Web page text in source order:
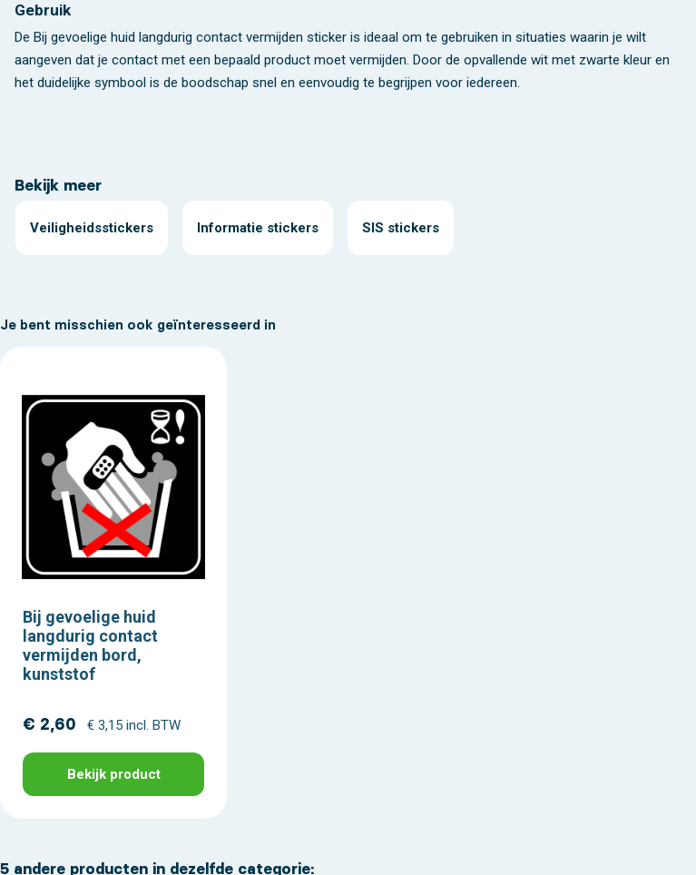
Gebruik
De Bij gevoelige huid langdurig contact vermijden sticker is ideaal om te gebruiken in situaties waarin je wilt
aangeven dat je contact met een bepaald product moet vermijden. Door de opvallende wit met zwarte kleur en
het duidelijke symbool is de boodschap snel en eenvoudig te begrijpen voor iedereen.
Bekijk meer
Veiligheidsstickers Informatie stickers SIS stickers
Je bent misschien ook geïnteresseerd in
Bij gevoelige huid
langdurig contact
vermijden bord,
kunststof
€ 2,60 € 3,15 incl. BTW
Bekijk product
5 andere producten in dezelfde categorie: